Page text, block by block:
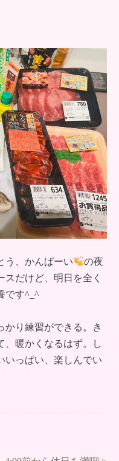
う、かんぱーい
の夜
だけど、明日を全く
です^_^
かり練習ができる。き
、暖かくなるはず。し
いっぱい、楽しんでい